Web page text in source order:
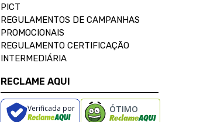
PICT
REGULAMENTOS DE CAMPANHAS
PROMOCIONAIS
REGULAMENTO CERTIFICAÇÃO
INTERMEDIÁRIA
RECLAME AQUI
Verificada por ÓTIMO